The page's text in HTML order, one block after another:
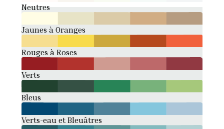
Neutres
Jaunes à Oranges
Rouges à Roses
Verts
Bleus
Verts-eau et Bleuâtres